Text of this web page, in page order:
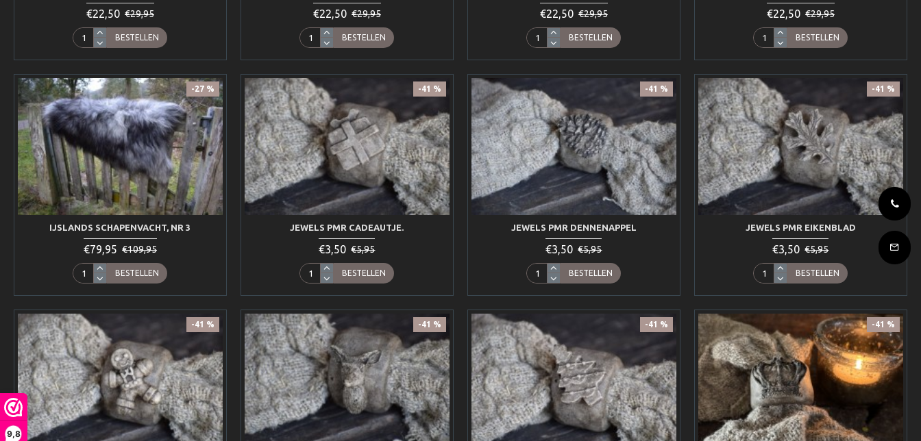
9,8
€22,50 €29,95
BESTELLEN
€22,50 €29,95
BESTELLEN
€22,50 €29,95
BESTELLEN
€22,50 €29,95
BESTELLEN
-27 %
IJSLANDS SCHAPENVACHT, NR 3
€79,95 €109,95
BESTELLEN
-41 %
JEWELS PMR CADEAUTJE.
€3,50 €5,95
BESTELLEN
-41 %
JEWELS PMR DENNENAPPEL
€3,50 €5,95
BESTELLEN
-41 %
JEWELS PMR EIKENBLAD
€3,50 €5,95
BESTELLEN
-41 % -41 % -41 % -41 %